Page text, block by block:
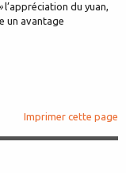
l’appréciation du yuan,
un avantage
Imprimer cette page